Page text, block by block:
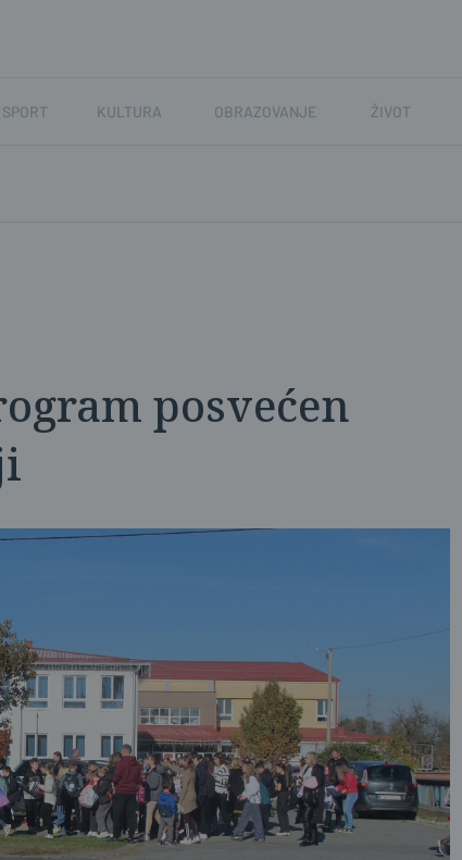
SPORT KULTURA OBRAZOVANJE ŽIVOT
posvećen